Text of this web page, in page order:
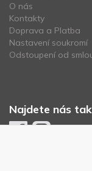
O nás
Kontakty
Doprava a Platba
Nastavení soukromí
Odstoupení od
Najdete nás